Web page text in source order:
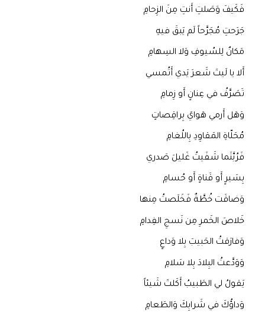
فَكَيفَ وَصَلتِ أَنتِ مِنَ الزِحامِ
جَرَحتِ مُجَرَّحاً لَم يَبقَ فيهِ
مَكانٌ لِلسُيوفِ وَلا السِهامِ
أَلا يا لَيتَ شَعرَ يَدي أَتُمسي
تَصَرَّفُ في عِنانٍ أَو زِمامِ
وَهَل أَرمي هَوايَ بِراقِصاتٍ
مُحَلّاةِ المَقاوِدِ بِاللُغامِ
فَرُبَّتَما شَفَيتُ غَليلَ صَدري
بِسَيرٍ أَو قَناةٍ أَو حُسامِ
وَضاقَت خُطَّةٌ فَخَلَصتُ مِنها
خَلاصَ الخَمرِ مِن نَسجِ الفِدامِ
وَفارَقتُ الحَبيبَ بِلا وَداعٍ
وَوَدَّعتُ البِلادَ بِلا سَلامِ
يَقولُ لي الطَبيبُ أَكَلتَ شَيئاً
وَداؤُكَ في شَرابِكَ وَالطَعامِ